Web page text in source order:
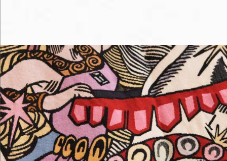
Me loger